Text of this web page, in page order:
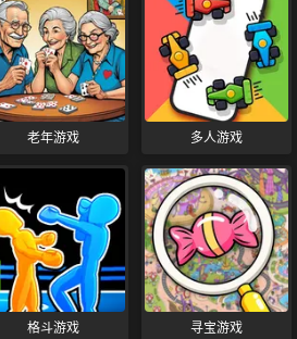
老年游戏 多人游戏
格斗游戏 寻宝游戏